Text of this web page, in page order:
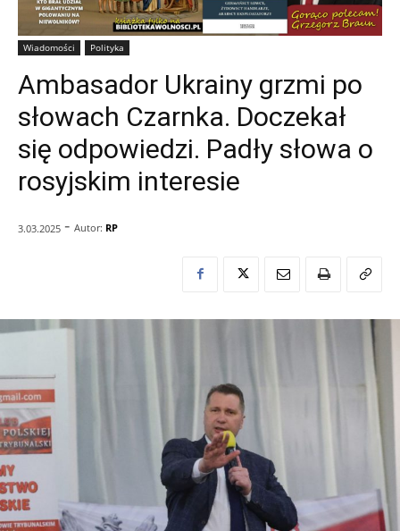
Wiadomości Polityka
Ambasador Ukrainy grzmi po
słowach Czarnka. Doczekał
się odpowiedzi. Padły słowa o
rosyjskim interesie
3.03.2025 - Autor: RP